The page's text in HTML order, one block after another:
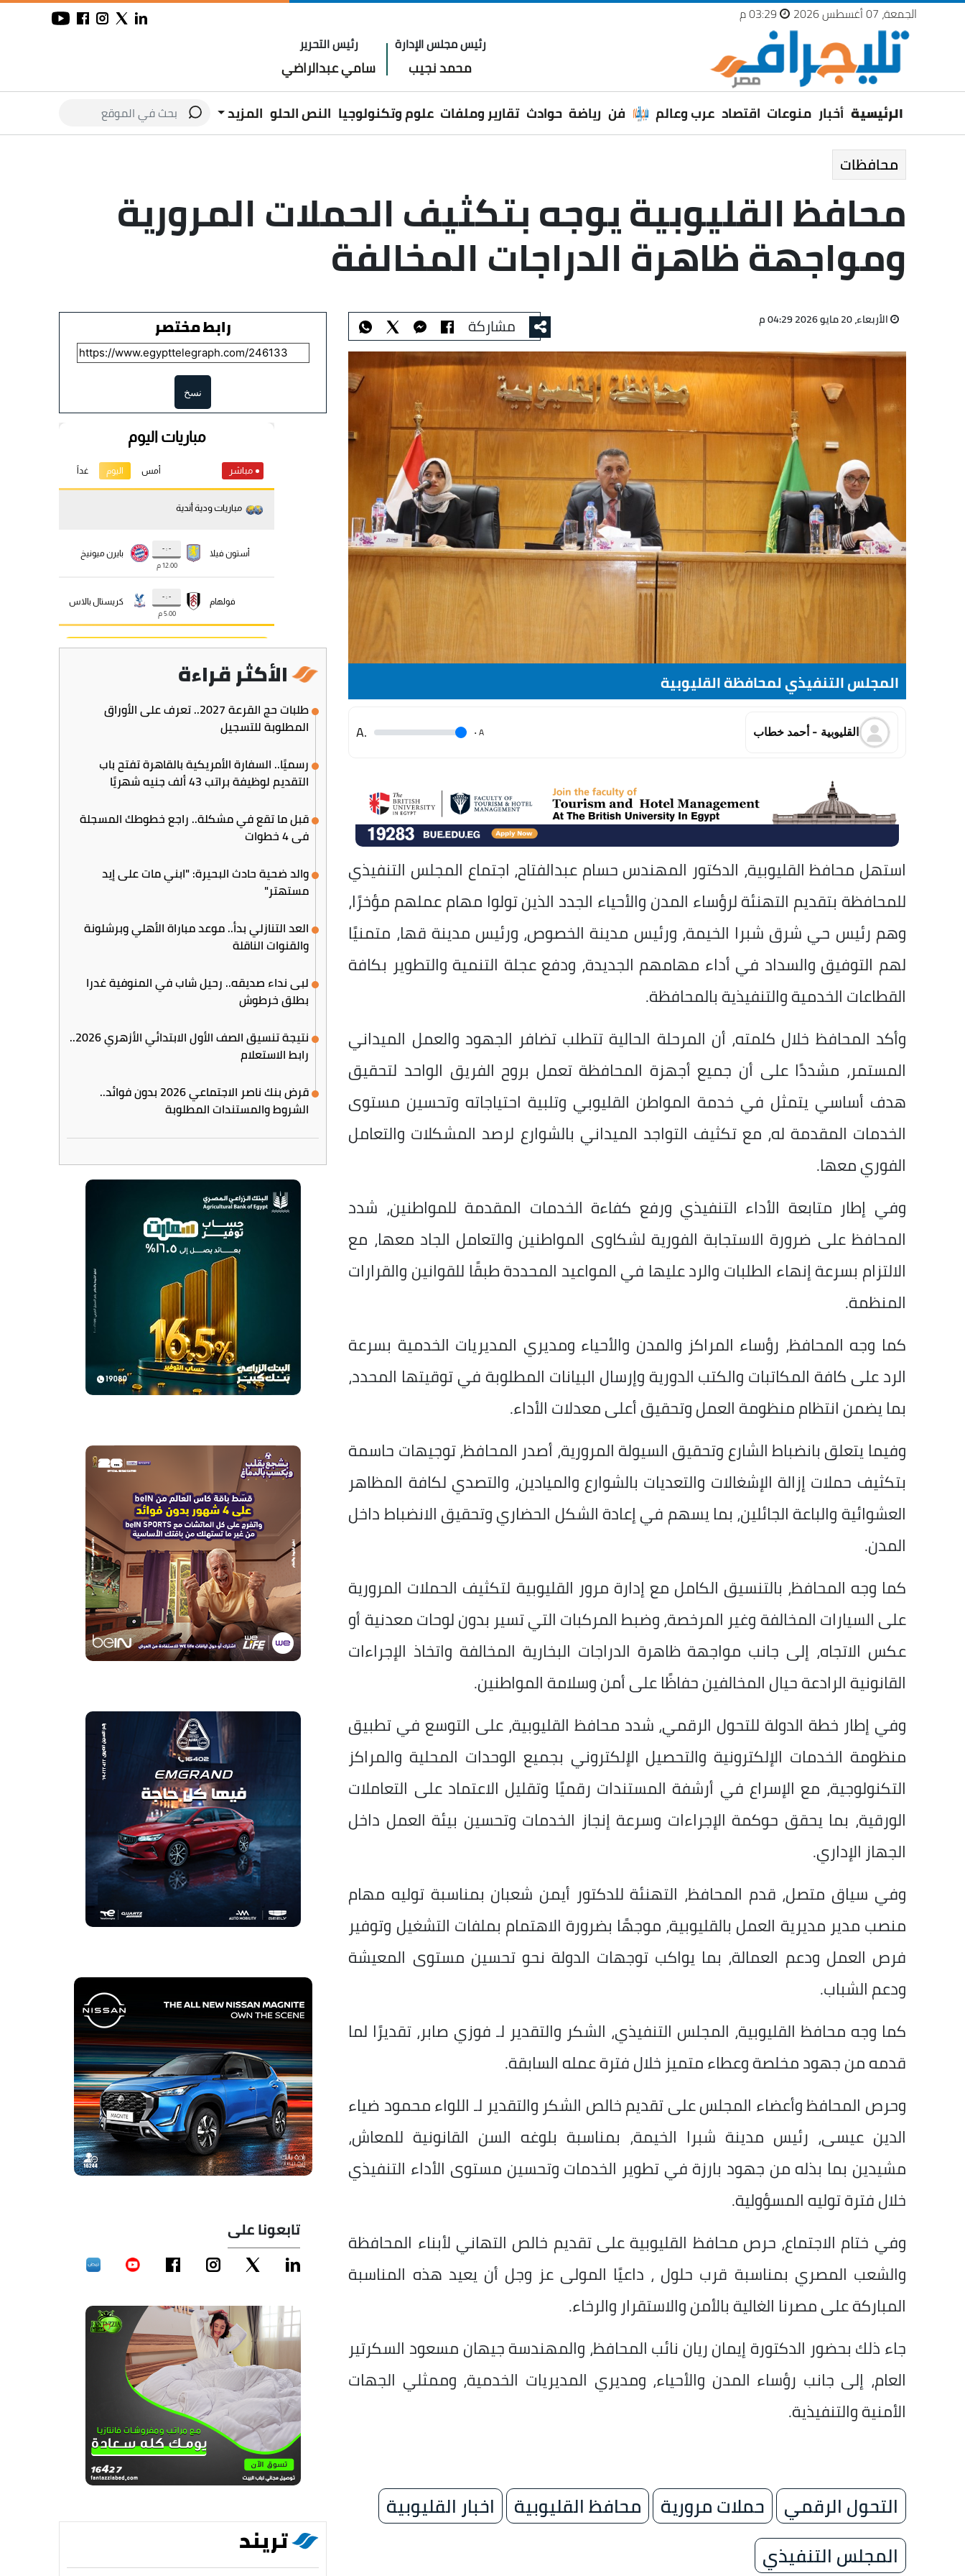
الجمعة، 07 أغسطس 2026
رئيس مجلس الإدارة
محمد نجيب
رئيس التحرير
سامي عبدالراضي
الرئيسية أخبار منوعات اقتصاد عرب وعالم فن رياضة حوادث تقارير وملفات علوم وتكنولوجيا النص الحلو المزيد
محافظات
محافظ القليوبية يوجه بتكثيف الحملات المرورية
ومواجهة ظاهرة الدراجات المخالفة
الأربعاء، 20 مايو 2026 04:29 م مشاركة
المجلس التنفيذي لمحافظة القليوبية
القليوبية - أحمد خطاب A
.
.A
استهل محافظ القليوبية، الدكتور المهندس حسام عبدالفتاح، اجتماع المجلس التنفيذي
للمحافظة بتقديم التهنئة لرؤساء المدن والأحياء الجدد الذين تولوا مهام عملهم مؤخرًا،
وهم رئيس حي شرق شبرا الخيمة، ورئيس مدينة الخصوص، ورئيس مدينة قها، متمنيًا
لهم التوفيق والسداد في أداء مهامهم الجديدة، ودفع عجلة التنمية والتطوير بكافة
القطاعات الخدمية والتنفيذية بالمحافظة.
وأكد المحافظ خلال كلمته، أن المرحلة الحالية تتطلب تضافر الجهود والعمل الميداني
المستمر، مشددًا على أن جميع أجهزة المحافظة تعمل بروح الفريق الواحد لتحقيق
هدف أساسي يتمثل في خدمة المواطن القليوبي وتلبية احتياجاته وتحسين مستوى
الخدمات المقدمة له، مع تكثيف التواجد الميداني بالشوارع لرصد المشكلات والتعامل
الفوري معها.
وفي إطار متابعة الأداء التنفيذي ورفع كفاءة الخدمات المقدمة للمواطنين، شدد
المحافظ على ضرورة الاستجابة الفورية لشكاوى المواطنين والتعامل الجاد معها، مع
الالتزام بسرعة إنهاء الطلبات والرد عليها في المواعيد المحددة طبقًا للقوانين والقرارات
المنظمة.
كما وجه المحافظ، رؤساء المراكز والمدن والأحياء ومديري المديريات الخدمية بسرعة
الرد على كافة المكاتبات والكتب الدورية وإرسال البيانات المطلوبة في توقيتها المحدد،
بما يضمن انتظام منظومة العمل وتحقيق أعلى معدلات الأداء.
وفيما يتعلق بانضباط الشارع وتحقيق السيولة المرورية، أصدر المحافظ، توجيهات حاسمة
بتكثيف حملات إزالة الإشغالات والتعديات بالشوارع والميادين، والتصدي لكافة المظاهر
العشوائية والباعة الجائلين، بما يسهم في إعادة الشكل الحضاري وتحقيق الانضباط داخل
المدن.
كما وجه المحافظ، بالتنسيق الكامل مع إدارة مرور القليوبية لتكثيف الحملات المرورية
على السيارات المخالفة وغير المرخصة، وضبط المركبات التي تسير بدون لوحات معدنية أو
عكس الاتجاه، إلى جانب مواجهة ظاهرة الدراجات البخارية المخالفة واتخاذ الإجراءات
القانونية الرادعة حيال المخالفين حفاظًا على أمن وسلامة المواطنين.
وفي إطار خطة الدولة للتحول الرقمي، شدد محافظ القليوبية، على التوسع في تطبيق
منظومة الخدمات الإلكترونية والتحصيل الإلكتروني بجميع الوحدات المحلية والمراكز
التكنولوجية، مع الإسراع في أرشفة المستندات رقميًا وتقليل الاعتماد على التعاملات
الورقية، بما يحقق حوكمة الإجراءات وسرعة إنجاز الخدمات وتحسين بيئة العمل داخل
الجهاز الإداري.
وفي سياق متصل، قدم المحافظ، التهنئة للدكتور أيمن شعبان بمناسبة توليه مهام
منصب مدير مديرية العمل بالقليوبية، موجهًا بضرورة الاهتمام بملفات التشغيل وتوفير
فرص العمل ودعم العمالة، بما يواكب توجهات الدولة نحو تحسين مستوى المعيشة
ودعم الشباب.
كما وجه محافظ القليوبية، المجلس التنفيذي، الشكر والتقدير لـ فوزي صابر، تقديرًا لما
قدمه من جهود مخلصة وعطاء متميز خلال فترة عمله السابقة.
وحرص المحافظ وأعضاء المجلس على تقديم خالص الشكر والتقدير لـ اللواء محمود ضياء
الدين عيسى، رئيس مدينة شبرا الخيمة، بمناسبة بلوغه السن القانونية للمعاش،
مشيدين بما بذله من جهود بارزة في تطوير الخدمات وتحسين مستوى الأداء التنفيذي
خلال فترة توليه المسؤولية.
وفي ختام الاجتماع، حرص محافظ القليوبية على تقديم خالص التهاني لأبناء المحافظة
والشعب المصري بمناسبة قرب حلول ، داعيًا المولى عز وجل أن يعيد هذه المناسبة
المباركة على مصرنا الغالية بالأمن والاستقرار والرخاء.
جاء ذلك بحضور الدكتورة إيمان ريان نائب المحافظ، والمهندسة جيهان مسعود السكرتير
العام، إلى جانب رؤساء المدن والأحياء، ومديري المديريات الخدمية، وممثلي الجهات
الأمنية والتنفيذية.
التحول الرقمي حملات مرورية محافظ القليوبية
اخبار القليوبية
المجلس التنفيذي
رابط مختصر
نسخ
الأكثر قراءة
طلبات حج القرعة 2027.. تعرف على الأوراق
المطلوبة للتسجيل
رسميًا.. السفارة الأمريكية بالقاهرة تفتح باب
التقديم لوظيفة براتب 43 ألف جنيه شهريًا
قبل ما تقع في مشكلة.. راجع خطوطك المسجلة
في 4 خطوات
والد ضحية حادث البحيرة: "ابني مات على إيد
مستهتر"
العد التنازلي بدأ.. موعد مباراة الأهلي وبرشلونة
والقنوات الناقلة
لبى نداء صديقه.. رحيل شاب في المنوفية غدرا
بطلق خرطوش
نتيجة تنسيق الصف الأول الابتدائي الأزهري 2026..
رابط الاستعلام
قرض بنك ناصر الاجتماعي 2026 بدون فوائد..
الشروط والمستندات المطلوبة
تابعونا على
تريند